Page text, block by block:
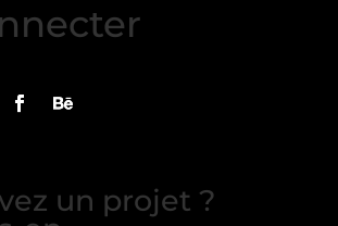
un projet ?